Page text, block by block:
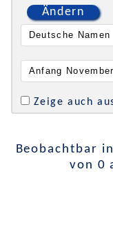
Ändern
Zeige auch
Beobachtbar
von 0